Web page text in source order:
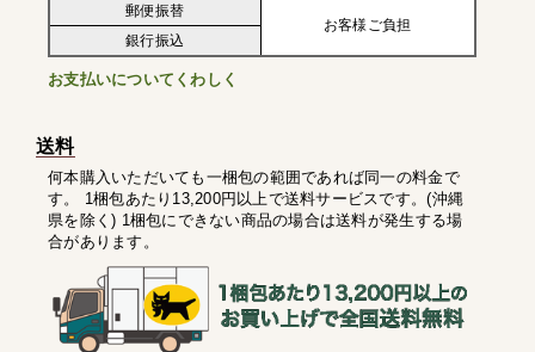
郵便振替
お客様ご負担
銀行振込
お支払いについてくわしく
送料
何本購入いただいても一梱包の範囲であれば同一の料金で
す。 1梱包あたり13,200円以上で送料サービスです。(沖縄
県を除く) 1梱包にできない商品の場合は送料が発生する場
合があります。